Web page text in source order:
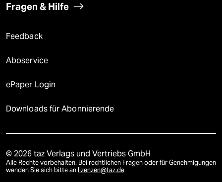
Fragen & Hilfe
Feedback
Aboservice
ePaper Login
Downloads für Abonnierende
© 2026 taz Verlags und Vertriebs GmbH
Alle Rechte vorbehalten. Bei rechtlichen Fragen oder für Genehmigungen
wenden Sie sich bitte an lizenzen@taz.de